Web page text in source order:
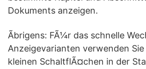
Dokuments anzeigen.
Ãbrigens: FÃ¼r das schnelle
Anzeigevarianten verwenden
kleinen SchaltflÃ¤chen in der